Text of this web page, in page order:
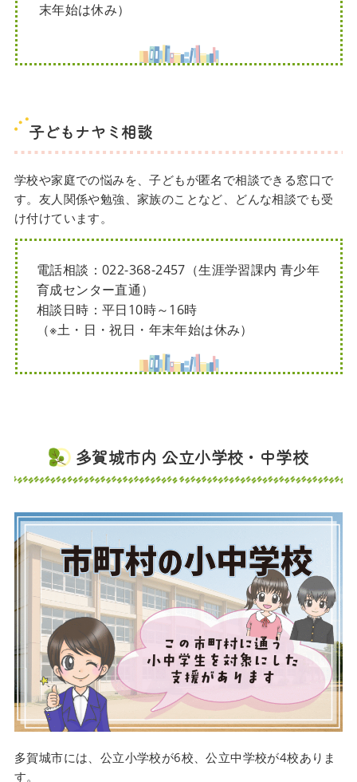
末年始は休み）
子どもナヤミ相談
学校や家庭での悩みを、子どもが匿名で相談できる窓口で
す。友人関係や勉強、家族のことなど、どんな相談でも受
け付けています。
電話相談：022-368-2457（生涯学習課内 青少年
育成センター直通）
相談日時：平日10時～16時
（※土・日・祝日・年末年始は休み）
多賀城市内 公立小学校・中学校
多賀城市には、公立小学校が6校、公立中学校が4校ありま
す。